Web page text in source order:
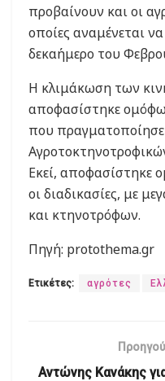
προβαίνουν και οι
οποίες αναμένεται
δεκαήμερο του
Η κλιμάκωση των
αποφασίστηκε
που
Εκεί,
οι διαδικασίες, με
και κτηνοτρόφων.
Πηγή: protothema.gr
Ετικέτες: αγρότες
Αντώνης Κανάκης